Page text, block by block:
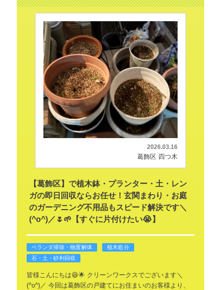
2026.03.16
葛飾区 四つ木
【葛飾区】で植木鉢・プランター・土・レン
ガの即日回収ならお任せ！玄関まわり・お庭
のガーデニング不用品もスピード解決です＼
(^o^)／🌷🌱【すぐに片付けたい😭】
ベランダ掃除・物置解体
植木処分
石・土・砂利回収
皆様こんにちは😆🌟 クリーンワークスでございます＼
(^o^)／ 今回は葛飾区の戸建てにお住まいのお客様より、